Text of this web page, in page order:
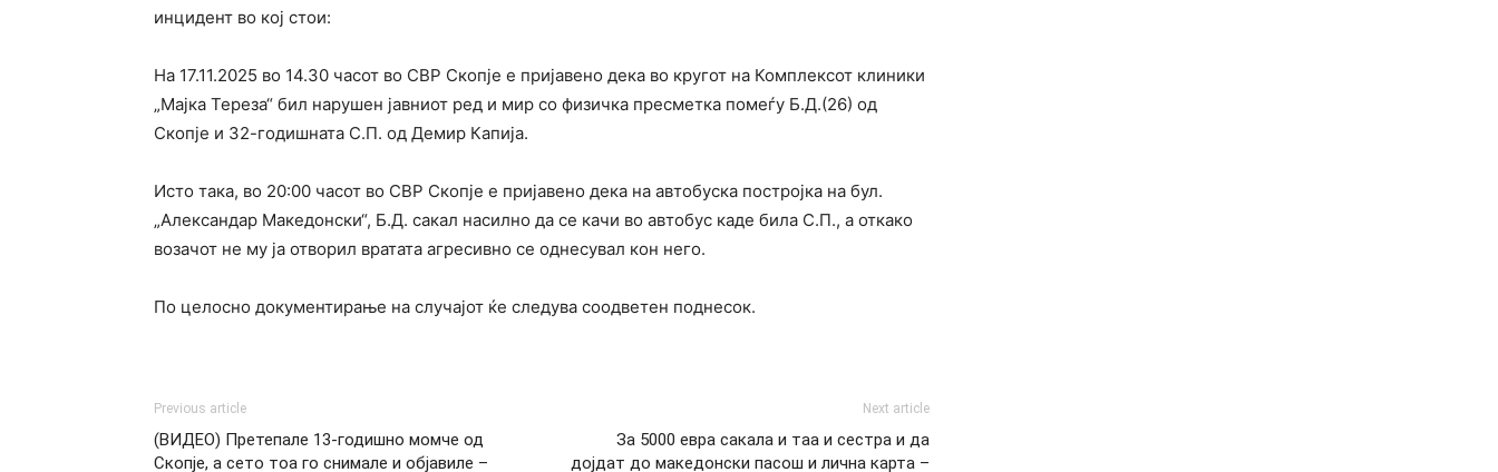
инцидент во кој стои:
На 17.11.2025 во 14.30 часот во СВР Скопје е пријавено дека во кругот на Комплексот клиники
„Мајка Тереза“ бил нарушен јавниот ред и мир со физичка пресметка помеѓу Б.Д.(26) од
Скопје и 32-годишната С.П. од Демир Капија.
Исто така, во 20:00 часот во СВР Скопје е пријавено дека на автобуска постројка на бул.
„Александар Македонски“, Б.Д. сакал насилно да се качи во автобус каде била С.П., а откако
возачот не му ја отворил вратата агресивно се однесувал кон него.
По целосно документирање на случајот ќе следува соодветен поднесок.
Previous article
(ВИДЕО) Претепале 13-годишно момче од
Скопје, а сето тоа го снимале и објавиле –
Next article
За 5000 евра сакала и таа и сестра и да
дојдат до македонски пасош и лична карта –